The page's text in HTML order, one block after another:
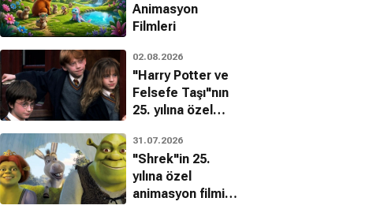
Animasyon
Filmleri
02.08.2026
"Harry Potter ve
Felsefe Taşı"nın
25. yılına özel
bilinmeyenleri!
31.07.2026
"Shrek"in 25.
yılına özel
animasyon filmin